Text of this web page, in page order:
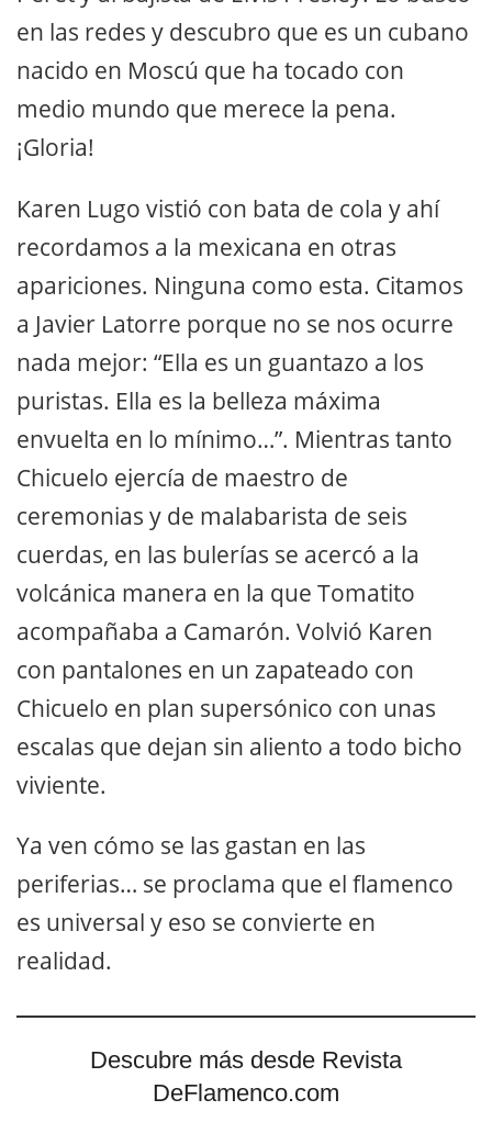
en las redes y descubro que es un cubano
nacido en Moscú que ha tocado con
medio mundo que merece la pena.
¡Gloria!
Karen Lugo vistió con bata de cola y ahí
recordamos a la mexicana en otras
apariciones. Ninguna como esta. Citamos
a Javier Latorre porque no se nos ocurre
nada mejor: “Ella es un guantazo a los
puristas. Ella es la belleza máxima
envuelta en lo mínimo…”. Mientras tanto
Chicuelo ejercía de maestro de
ceremonias y de malabarista de seis
cuerdas, en las bulerías se acercó a la
volcánica manera en la que Tomatito
acompañaba a Camarón. Volvió Karen
con pantalones en un zapateado con
Chicuelo en plan supersónico con unas
escalas que dejan sin aliento a todo bicho
viviente.
Ya ven cómo se las gastan en las
periferias… se proclama que el flamenco
es universal y eso se convierte en
realidad.
Descubre más desde Revista
DeFlamenco.com